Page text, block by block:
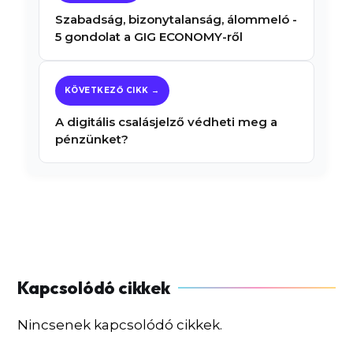
Szabadság, bizonytalanság, álommeló -
5 gondolat a GIG ECONOMY-ről
A digitális csalásjelző védheti meg a
pénzünket?
Nincsenek kapcsolódó cikkek.